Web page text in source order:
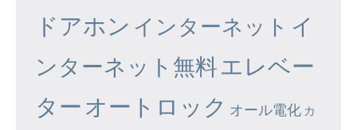
ドアホン インターネット イ
ンターネット無料エレベー
ター オートロック オール電化 カ